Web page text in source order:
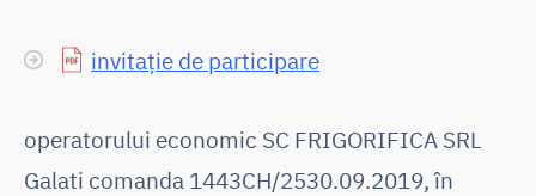
invitație de participare
operatorului economic SC FRIGORIFICA SRL
Galati comanda 1443CH/2530.09.2019, în